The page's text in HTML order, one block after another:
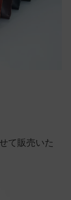
て販売いた